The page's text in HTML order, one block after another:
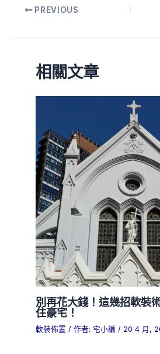
PREVIOUS
相關文章
別再花大錢！這幾招軟裝
住豪宅！
軟裝佈置 / 作者: 宅小編 / 20 4 月,